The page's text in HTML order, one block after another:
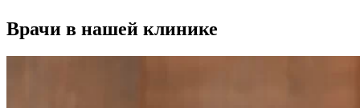
Врачи в нашей клинике